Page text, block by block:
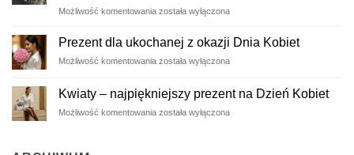
Możliwość komentowania Wieczne
ulotne
piękno
na
została wyłączona
Prezent dla ukochanej z okazji Dnia Kobiet
Możliwość komentowania Prezent
ukochanej
z
okazji
została wyłączona
Kwiaty – najpiękniejszy prezent na Dzień Kobiet
Możliwość komentowania Kwiaty
została wyłączona